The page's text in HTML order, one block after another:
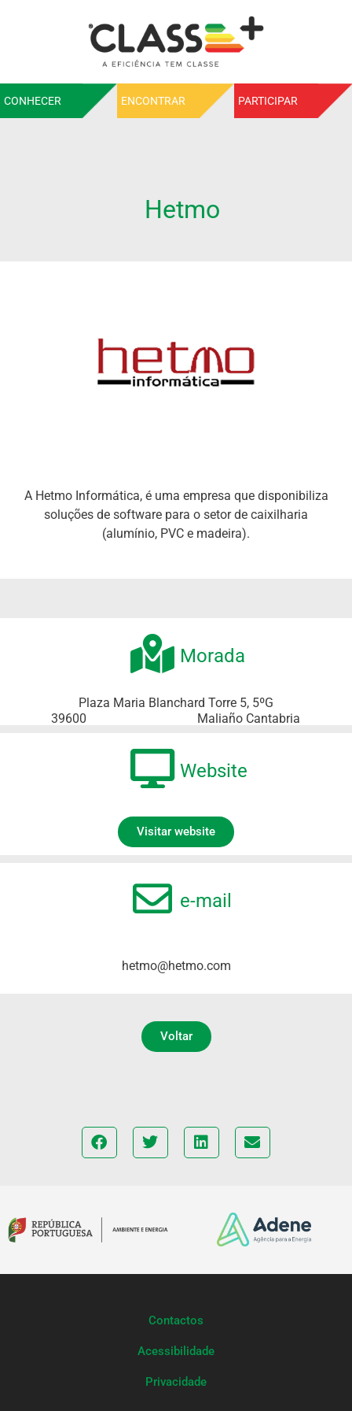
CONHECER ENCONTRAR PARTICIPAR
Hetmo
A Hetmo Informática, é uma empresa que disponibiliza
soluções de software para o setor de caixilharia
(alumínio, PVC e madeira).
Morada
Plaza Maria Blanchard Torre 5, 5ºG
39600
Maliaño Cantabria
Website
Visitar website
e-mail
hetmo@hetmo.com
Voltar
Contactos
Acessibilidade
Privacidade